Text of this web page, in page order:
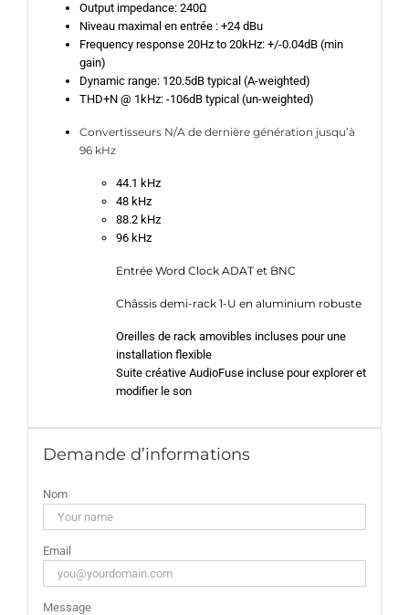
Output impedance: 240Ω
Niveau maximal en entrée : +24 dBu
Frequency response 20Hz to 20kHz: +/-0.04dB (min
gain)
Dynamic range: 120.5dB typical (A-weighted)
THD+N @ 1kHz: -106dB typical (un-weighted)
Convertisseurs N/A de dernière génération jusqu’à
96 kHz
44.1 kHz
48 kHz
88.2 kHz
96 kHz
Entrée Word Clock ADAT et BNC
Châssis demi-rack 1-U en aluminium robuste
Oreilles de rack amovibles incluses pour une
installation flexible
Suite créative AudioFuse incluse pour explorer et
modifier le son
Demande d’informations
Nom
Email
Message